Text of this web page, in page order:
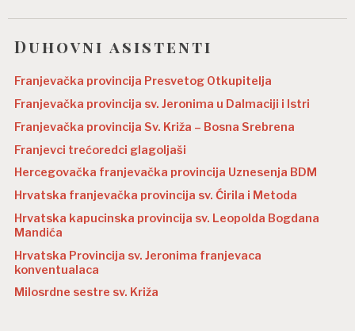
Duhovni asistenti
Franjevačka provincija Presvetog Otkupitelja
Franjevačka provincija sv. Jeronima u Dalmaciji i Istri
Franjevačka provincija Sv. Križa – Bosna Srebrena
Franjevci trećoredci glagoljaši
Hercegovačka franjevačka provincija Uznesenja BDM
Hrvatska franjevačka provincija sv. Ćirila i Metoda
Hrvatska kapucinska provincija sv. Leopolda Bogdana
Mandića
Hrvatska Provincija sv. Jeronima franjevaca
konventualaca
Milosrdne sestre sv. Križa